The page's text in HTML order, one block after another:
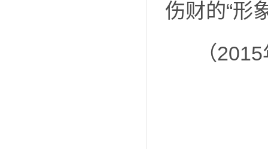
伤财的“形
（